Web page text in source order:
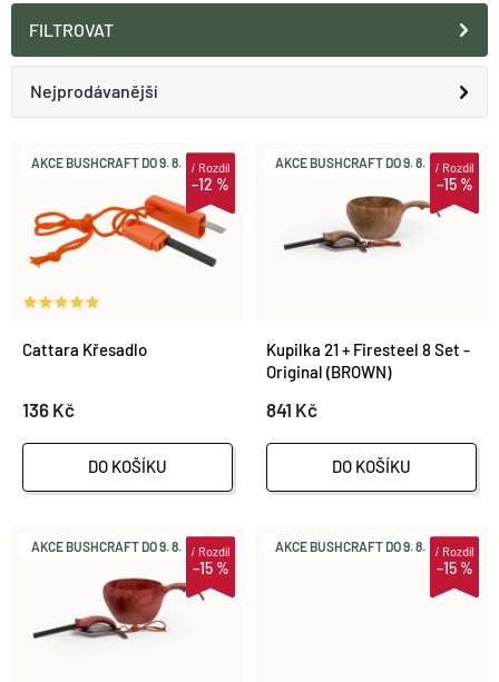
FILTROVAT
Ř
A
E
N
P
R
O
U
Nejprodávanější
Nejdražší
Abecedně
V
Ý
P
S
P
R
O
AKCE BUSHCRAFT DO 9. 8.
–12 %
iRozdíl
Cattara Křesadlo
136 Kč
DO KOŠÍKU
AKCE BUSHCRAFT DO 9. 8.
–15 %
iRozdíl
Kupilka 21 + Firesteel 8 Set -
Original (BROWN)
841 Kč
DO KOŠÍKU
AKCE BUSHCRAFT DO 9. 8.
–15 %
iRozdíl AKCE BUSHCRAFT DO 9. 8.
–15 %
iRozdíl